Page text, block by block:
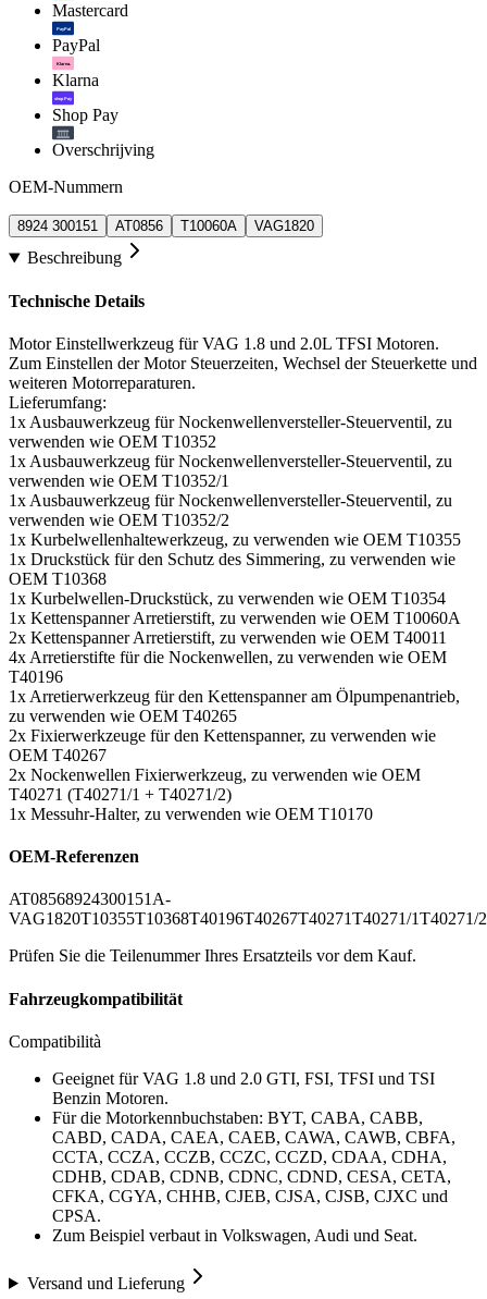
Mastercard
PayPal
PayPal
Klarna.
Klarna
shop Pay
Shop Pay
Overschrijving
OEM-Nummern
8924 300151 AT0856 T10060A VAG1820
Beschreibung
Technische Details
Motor Einstellwerkzeug für VAG 1.8 und 2.0L TFSI Motoren.
Zum Einstellen der Motor Steuerzeiten, Wechsel der Steuerkette und
weiteren Motorreparaturen.
Lieferumfang:
1x Ausbauwerkzeug für Nockenwellenversteller-Steuerventil, zu
verwenden wie OEM T10352
1x Ausbauwerkzeug für Nockenwellenversteller-Steuerventil, zu
verwenden wie OEM T10352/1
1x Ausbauwerkzeug für Nockenwellenversteller-Steuerventil, zu
verwenden wie OEM T10352/2
1x Kurbelwellenhaltewerkzeug, zu verwenden wie OEM T10355
1x Druckstück für den Schutz des Simmering, zu verwenden wie
OEM T10368
1x Kurbelwellen-Druckstück, zu verwenden wie OEM T10354
1x Kettenspanner Arretierstift, zu verwenden wie OEM T10060A
2x Kettenspanner Arretierstift, zu verwenden wie OEM T40011
4x Arretierstifte für die Nockenwellen, zu verwenden wie OEM
T40196
1x Arretierwerkzeug für den Kettenspanner am Ölpumpenantrieb,
zu verwenden wie OEM T40265
2x Fixierwerkzeuge für den Kettenspanner, zu verwenden wie
OEM T40267
2x Nockenwellen Fixierwerkzeug, zu verwenden wie OEM
T40271 (T40271/1 + T40271/2)
1x Messuhr-Halter, zu verwenden wie OEM T10170
OEM-Referenzen
AT08568924300151 A-
VAG1820T10355T10368T40196T40267T40271T40271/1T40271/2
Prüfen Sie die Teilenummer Ihres Ersatzteils vor dem Kauf.
Fahrzeugkompatibilität
Compatibilità
Geeignet für VAG 1.8 und 2.0 GTI, FSI, TFSI und TSI
Benzin Motoren.
Für die Motorkennbuchstaben: BYT, CABA, CABB,
CABD, CADA, CAEA, CAEB, CAWA, CAWB, CBFA,
CCTA, CCZA, CCZB, CCZC, CCZD, CDAA, CDHA,
CDHB, CDAB, CDNB, CDNC, CDND, CESA, CETA,
CFKA, CGYA, CHHB, CJEB, CJSA, CJSB, CJXC und
CPSA.
Zum Beispiel verbaut in Volkswagen, Audi und Seat.
Versand und Lieferung